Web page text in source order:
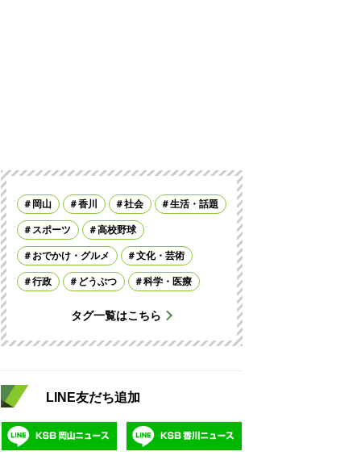
岡山 香川 社会 生活・話題
スポーツ 高校野球
おでかけ・グルメ 文化・芸術
行政 どうぶつ 科学・医療
タグ一覧はこちら
LINE友だち追加